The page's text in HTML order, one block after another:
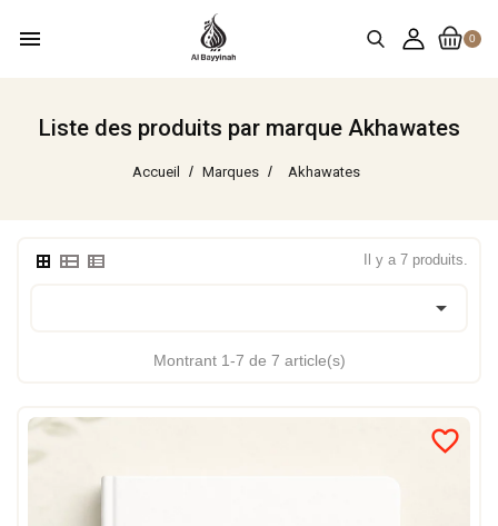
0
menu
Liste des produits par marque Akhawates
Accueil Marques Akhawates
Il y a 7 produits.

Montrant 1-7 de 7 article(s)
favorite_border